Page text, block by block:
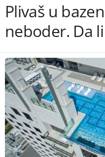
Plivaš u
neboder. Da